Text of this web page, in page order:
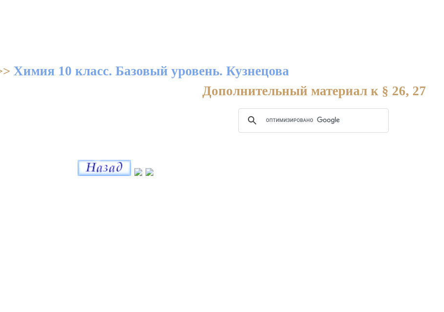
Химия 10 класс. Базовый уровень. Кузнецова
Дополнительный материал к § 26, 27